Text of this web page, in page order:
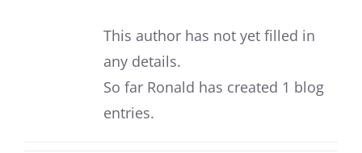
This author has not yet filled in
any details.
So far Ronald has created 1 blog
entries.